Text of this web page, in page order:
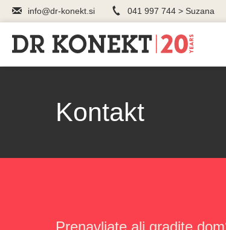
info@dr-konekt.si 041 997 744 > Suzana
Kontakt
Prenavljate ali gradite